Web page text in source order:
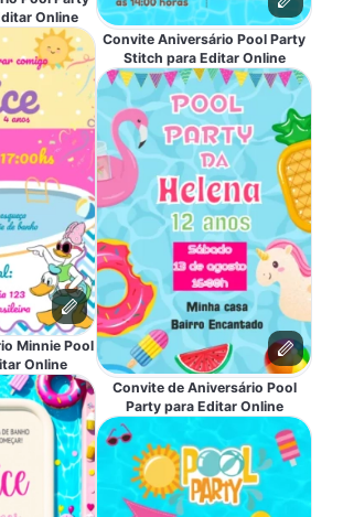
Online
Minnie Pool
Online
Convite Aniversário Pool Party
Stitch para Editar Online
Convite de Aniversário Pool
Party para Editar Online